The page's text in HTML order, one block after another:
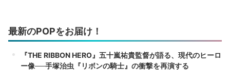
最新のPOPをお届け！
『THE RIBBON HERO』五十嵐祐貴監督が語る、現代のヒーロ
ー像──手塚治虫『リボンの騎士』の衝撃を再演する